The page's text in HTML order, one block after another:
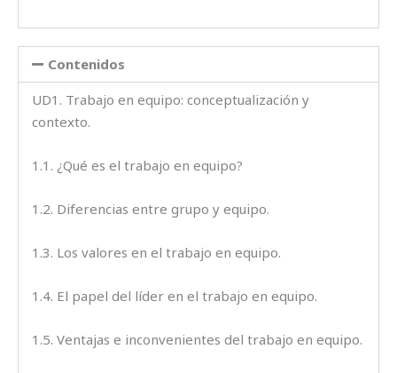
Contenidos
UD1. Trabajo en equipo: conceptualización y
contexto.
1.1. ¿Qué es el trabajo en equipo?
1.2. Diferencias entre grupo y equipo.
1.3. Los valores en el trabajo en equipo.
1.4. El papel del líder en el trabajo en equipo.
1.5. Ventajas e inconvenientes del trabajo en equipo.